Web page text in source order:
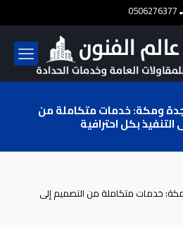
0506276377
ومكة: خدمات متكاملة من
بكل احترافية
خدمات متكاملة من التصميم إلى